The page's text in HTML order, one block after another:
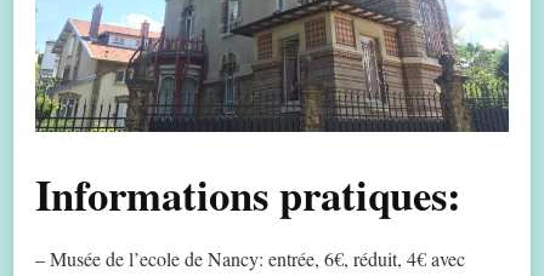
Informations pratiques:
– Musée de l’ecole de Nancy: entrée, 6€, réduit, 4€ avec